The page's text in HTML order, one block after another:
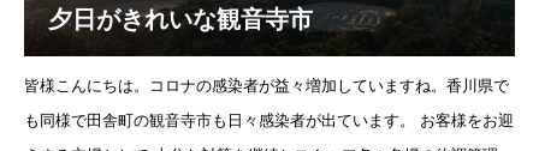
夕日がきれいな観音寺市
皆様こんにちは。コロナの感染者が益々増加していますね。香川県で
も同様で田舎町の観音寺市も日々感染者が出ています。 お客様をお迎